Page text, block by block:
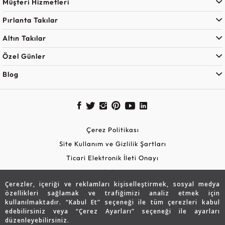
Çerezler, içeriği ve reklamları kişiselleştirmek, sosyal medya
özellikleri sağlamak ve trafiğimizi analiz etmek için
kullanılmaktadır. “Kabul Et” seçeneği ile tüm çerezleri kabul
edebilirsiniz veya “Çerez Ayarları” seçeneği ile ayarları
düzenleyebilirsiniz.
Pırlanta Takılar
Altın Takılar
Özel Günler
Blog
Çerez Politikası
Site Kullanım ve Gizlilik Şartları
Ticari Elektronik İleti Onayı
KVKK Aydınlatma Metni
Güvenli Alışveriş